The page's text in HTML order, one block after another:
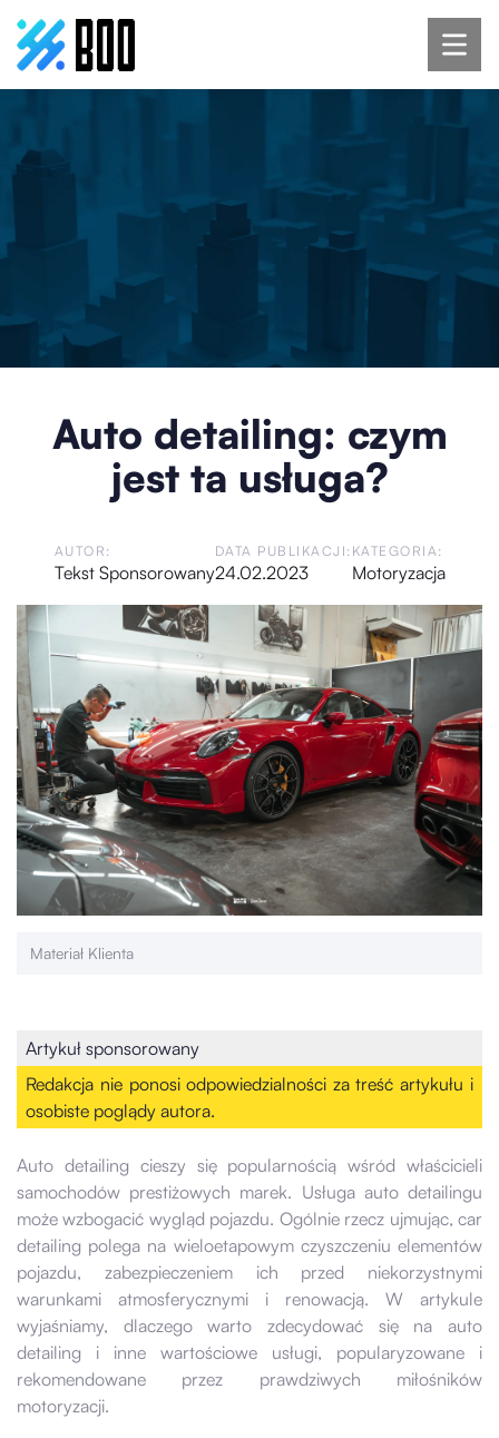
Auto detailing: czym
jest ta usługa?
AUTOR:
Tekst Sponsorowany
DATA PUBLIKACJI:
24.02.2023
KATEGORIA:
Motoryzacja
Materiał Klienta
Artykuł sponsorowany
Redakcja nie ponosi odpowiedzialności za treść artykułu i
osobiste poglądy autora.
Auto detailing cieszy się popularnością wśród właścicieli
samochodów prestiżowych marek. Usługa auto detailingu
może wzbogacić wygląd pojazdu. Ogólnie rzecz ujmując, car
detailing polega na wieloetapowym czyszczeniu elementów
pojazdu, zabezpieczeniem ich przed niekorzystnymi
warunkami atmosferycznymi i renowacją. W artykule
wyjaśniamy, dlaczego warto zdecydować się na auto
detailing i inne wartościowe usługi, popularyzowane i
rekomendowane przez prawdziwych miłośników
motoryzacji.